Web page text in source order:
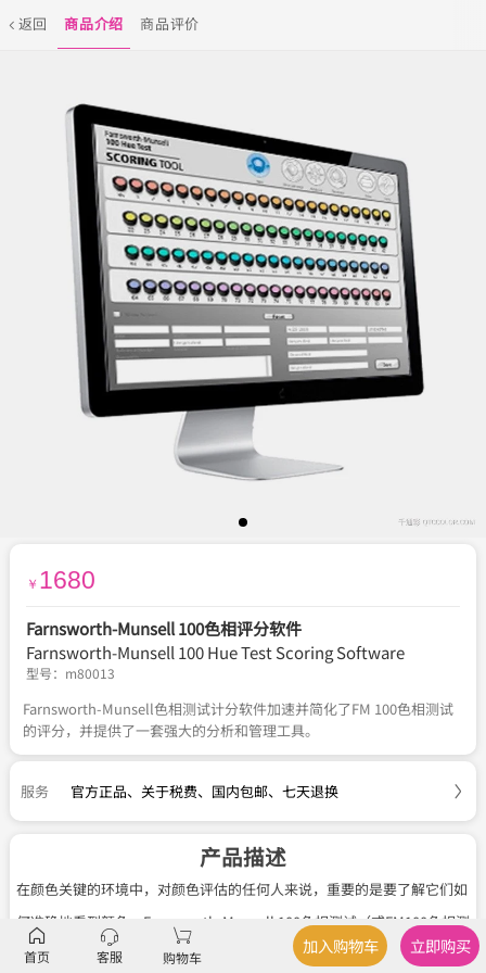
返回 商品介绍 商品评价
￥ 1680
Farnsworth-Munsell 100色相评分软件
Farnsworth-Munsell 100 Hue Test Scoring Software
型号： m80013
Farnsworth-Munsell色相测试计分软件加速并简化了FM 100色相测试
的评分，并提供了一套强大的分析和管理工具。
服务 官方正品、 关于税费、 国内包邮、 七天退换
产品描述
在颜色关键的环境中，对颜色评估的任何人来说，重要的是要了解它们如
何准确地看到颜色。Farnsworth-Munsell 100色相测试（或FM100色相测
试）是一种易于管理的测试，是测量个人色觉的高效方法。
首页 客服 购物车
加入购物车 立即购买